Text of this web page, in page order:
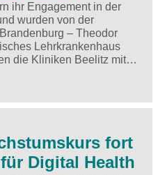
ihr Engagement in der
wurden von der
– Theodor
Lehrkrankenhaus
die Kliniken Beelitz mit…
fort
Digital Health